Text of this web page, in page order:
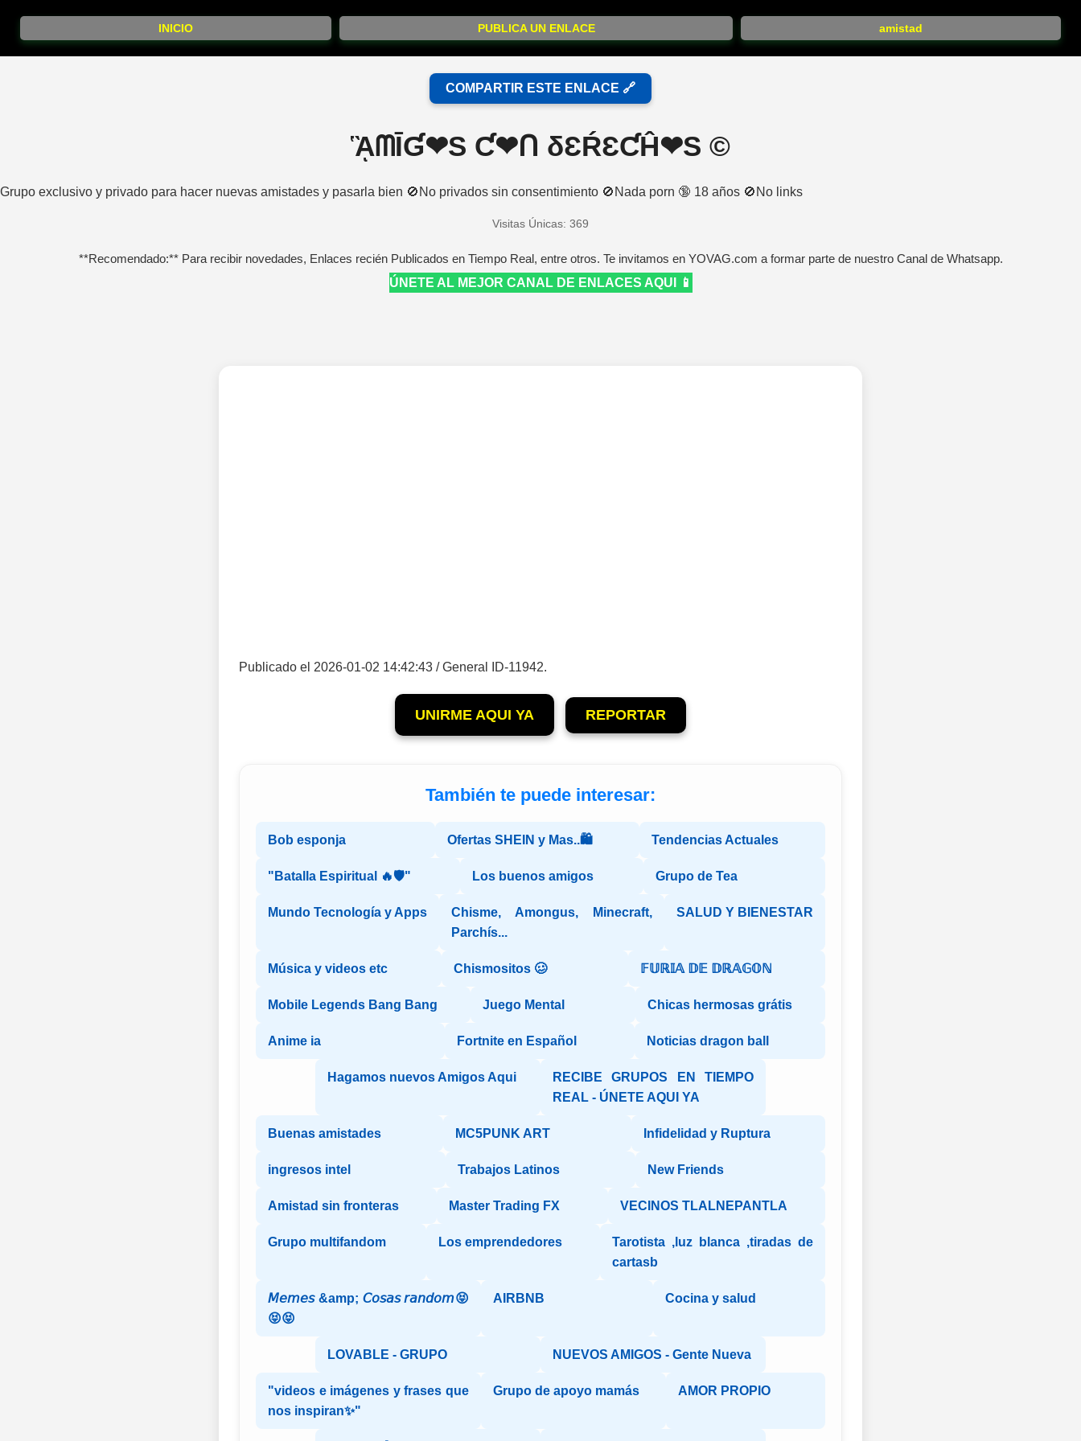
INICIO PUBLICA UN ENLACE amistad
COMPARTIR ESTE ENLACE 🔗
ᾋᗰĪƓ❤S Ƈ❤ᑎ δƐŔƐƇĤ❤S ©️
Grupo exclusivo y privado para hacer nuevas amistades y pasarla bien 🚫No privados sin consentimiento 🚫Nada porn 🔞 18 años 🚫No links
Visitas Únicas: 369
**Recomendado:** Para recibir novedades, Enlaces recién Publicados en Tiempo Real, entre otros. Te invitamos en YOVAG.com a formar parte de nuestro Canal de Whatsapp.
ÚNETE AL MEJOR CANAL DE ENLACES AQUI 📱
Publicado el 2026-01-02 14:42:43 / General ID-11942.
UNIRME AQUI YA REPORTAR
También te puede interesar:
Bob esponja Ofertas SHEIN y Mas..🛍️ Tendencias Actuales
"Batalla Espiritual 🔥🛡️" Los buenos amigos Grupo de Tea
Mundo Tecnología y Apps
Chisme, Amongus, Minecraft,
Parchís...
SALUD Y BIENESTAR
Música y videos etc Chismositos 🥴 𝔽𝕌ℝ𝕀𝔸 𝔻𝔼 𝔻ℝ𝔸𝔾𝕆ℕ
Mobile Legends Bang Bang Juego Mental Chicas hermosas grátis
Anime ia Fortnite en Español Noticias dragon ball
Hagamos nuevos Amigos Aqui
RECIBE GRUPOS EN TIEMPO
REAL - ÚNETE AQUI YA
Buenas amistades MC5PUNK ART Infidelidad y Ruptura
ingresos intel Trabajos Latinos New Friends
Amistad sin fronteras Master Trading FX VECINOS TLALNEPANTLA
Grupo multifandom Los emprendedores
Tarotista ,luz blanca ,tiradas de
cartasb
𝘔𝘦𝘮𝘦𝘴 &amp; 𝘊𝘰𝘴𝘢𝘴 𝘳𝘢𝘯𝘥𝘰𝘮😝
😝😝
AIRBNB Cocina y salud
LOVABLE - GRUPO NUEVOS AMIGOS - Gente Nueva
"videos e imágenes y frases que
nos inspiran✨"
Grupo de apoyo mamás AMOR PROPIO